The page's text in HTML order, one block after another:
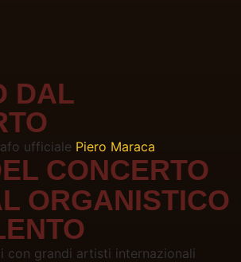
DAL
ufficiale Piero Maraca
CONCERTO
ORGANISTICO
con grandi artisti internazionali